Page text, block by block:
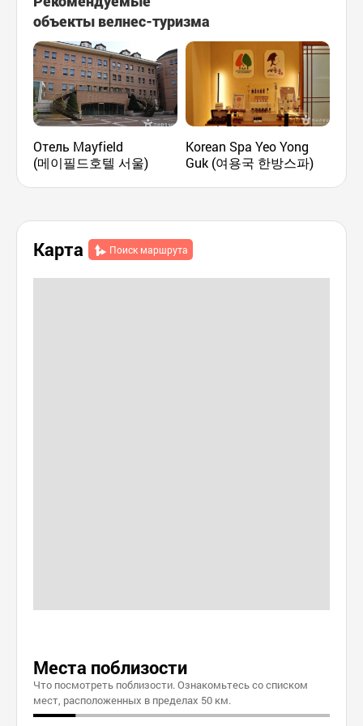
объекты велнес-туризма
Отель Mayfield
(메이필드호텔 서울)
Korean Spa Yeo Yong
Guk (여용국 한방스파)
Карта Поиск маршрута
Места поблизости
Что посмотреть поблизости. Ознакомьтесь со списком
мест, расположенных в пределах 50 км.